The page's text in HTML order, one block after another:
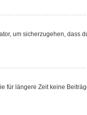
um sicherzugehen, dass
für längere Zeit keine